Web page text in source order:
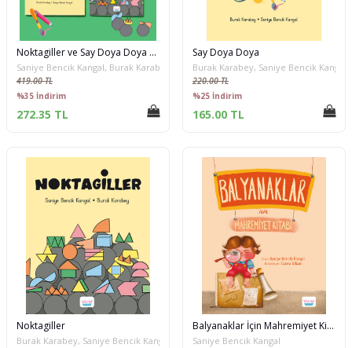
Noktagiller ve Say Doya Doya Seti
Saniye Bencik Kangal, Burak Karabey
419.00 TL
%35 İndirim
272.35 TL
Say Doya Doya
Burak Karabey, Saniye Bencik Kangal
220.00 TL
%25 İndirim
165.00 TL
Noktagiller
Burak Karabey, Saniye Bencik Kangal
Balyanaklar İçin Mahremiyet Kitabı
Saniye Bencik Kangal